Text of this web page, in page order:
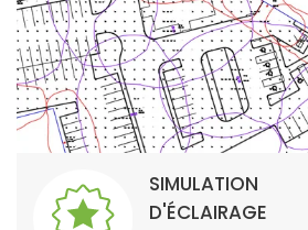
SIMULATION
D'ÉCLAIRAGE